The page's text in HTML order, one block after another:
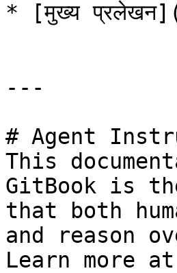
* [मुख्य
---
# Agent
This
GitBook is
that both
and reason
Learn more